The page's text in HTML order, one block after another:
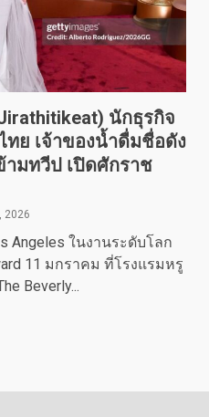
นักธุรกิจ
ย เจ้าของน้ำดื่มชื่อดัง
มทวีป เปิดศักราช
2026
Angeles ในงานระดับโลก
11 มกราคม ที่โรงแรมหรู
Beverly...